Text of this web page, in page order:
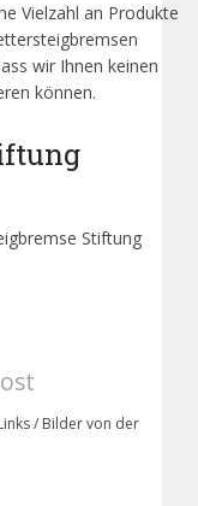
Vielzahl an Produkte
wir Ihnen keinen
können.
Stiftung
/ Bilder von der